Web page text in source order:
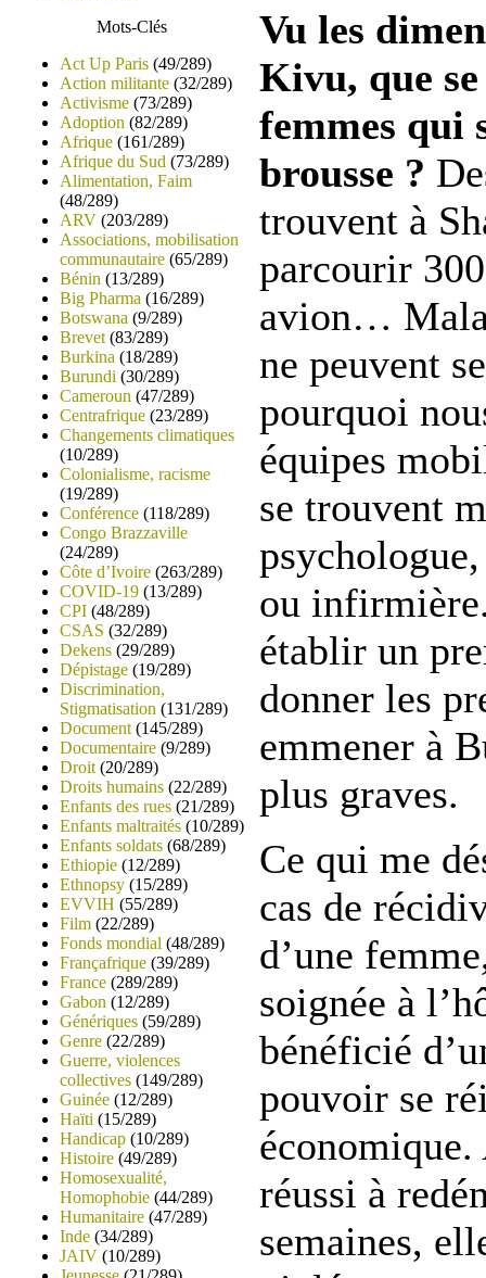
Mots-Clés
Act Up Paris (49/289)
Action militante (32/289)
Activisme (73/289)
Adoption (82/289)
Afrique (161/289)
Afrique du Sud (73/289)
Alimentation, Faim
(48/289)
ARV (203/289)
Associations, mobilisation
communautaire (65/289)
Bénin (13/289)
Big Pharma (16/289)
Botswana (9/289)
Brevet (83/289)
Burkina (18/289)
Burundi (30/289)
Cameroun (47/289)
Centrafrique (23/289)
Changements climatiques
(10/289)
Colonialisme, racisme
(19/289)
Conférence (118/289)
Congo Brazzaville
(24/289)
Côte d’Ivoire (263/289)
COVID-19 (13/289)
CPI (48/289)
CSAS (32/289)
Dekens (29/289)
Dépistage (19/289)
Discrimination,
Stigmatisation (131/289)
Document (145/289)
Documentaire (9/289)
Droit (20/289)
Droits humains (22/289)
Enfants des rues (21/289)
Enfants maltraités (10/289)
Enfants soldats (68/289)
Ethiopie (12/289)
Ethnopsy (15/289)
EVVIH (55/289)
Film (22/289)
Fonds mondial (48/289)
Françafrique (39/289)
France (289/289)
Gabon (12/289)
Génériques (59/289)
Genre (22/289)
Guerre, violences
collectives (149/289)
Guinée (12/289)
Haïti (15/289)
Handicap (10/289)
Histoire (49/289)
Homosexualité,
Homophobie (44/289)
Humanitaire (47/289)
Inde (34/289)
JAIV (10/289)
Vu les
Kivu, que
femmes qui
brousse ?
trouvent à
parcourir
avion…
ne peuvent
pourquoi
équipes
se trouvent
ou
établir un
donner les
emmener à
plus graves.
Ce qui me
cas de
d’une
soignée à
bénéficié
pouvoir se
réussi à
semaines,